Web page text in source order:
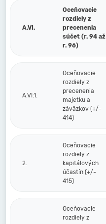
A.VI.
Oceňovacie
rozdiely z
precenenia
súčet (r. 94 až
r. 96)
A.VI.1.
Oceňovacie
rozdiely z
precenenia
majetku a
záväzkov (+/-
414)
2.
Oceňovacie
rozdiely z
kapitálových
účastín (+/-
415)
Oceňovacie
rozdiely z